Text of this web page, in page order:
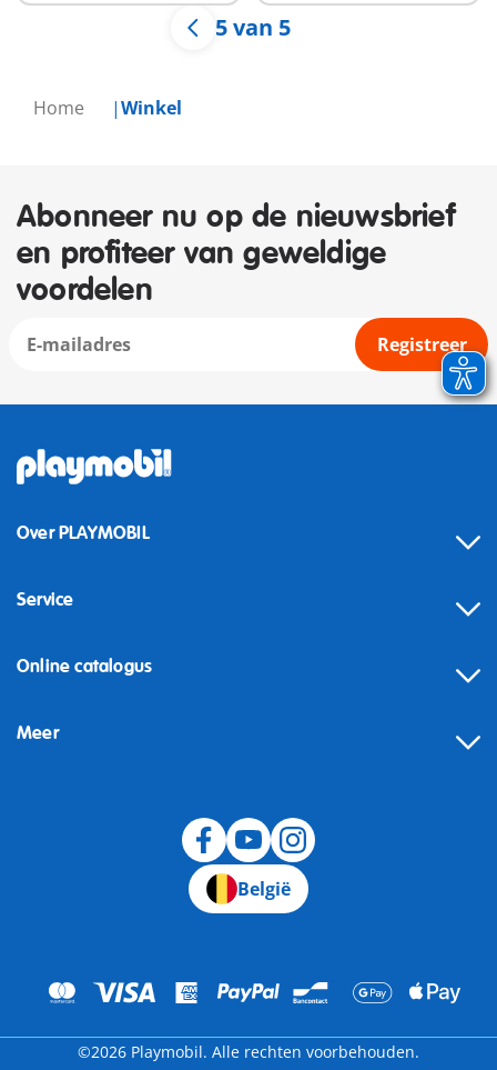
Home Winkel
5 van 5
Abonneer nu op de nieuwsbrief
en profiteer van geweldige
voordelen
Registreer
Over PLAYMOBIL
Service
Online catalogus
Meer
België
©2026 Playmobil. Alle rechten voorbehouden.